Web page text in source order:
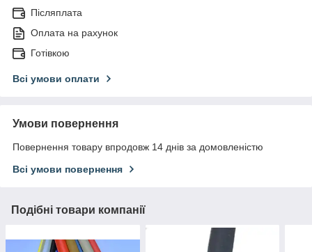
Післяплата
Оплата на рахунок
Готівкою
Всі умови оплати
Умови повернення
Повернення товару впродовж 14 днів за домовленістю
Всі умови повернення
Подібні товари компанії